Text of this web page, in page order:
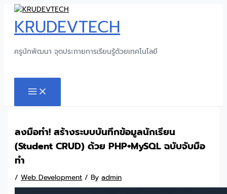
Skip
content
KRUDEVTECH
ครูนักพัฒนา จุดประกายการเรียนรู้ด้วยเทคโนโลยี
MAIN
MENU
ลงมือทำ! สร้างระบบบันทึกข้อมูลนักเรียน
(Student CRUD) ด้วย PHP+MySQL ฉบับจับมือ
ทำ
/Web Development / Byadmin